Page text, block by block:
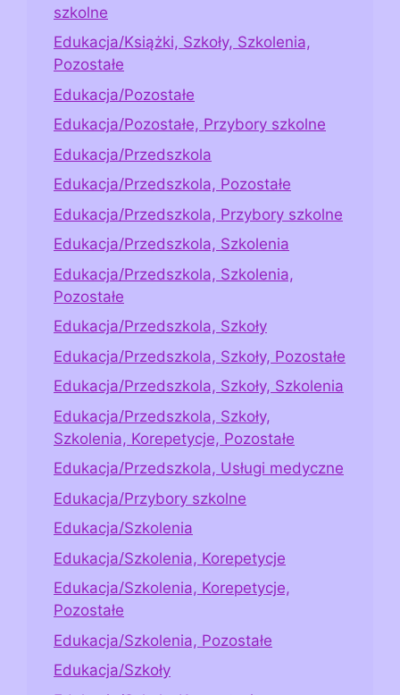
szkolne
Edukacja/Książki, Szkoły, Szkolenia,
Pozostałe
Edukacja/Pozostałe
Edukacja/Pozostałe, Przybory szkolne
Edukacja/Przedszkola
Edukacja/Przedszkola, Pozostałe
Edukacja/Przedszkola, Przybory szkolne
Edukacja/Przedszkola, Szkolenia
Edukacja/Przedszkola, Szkolenia,
Pozostałe
Edukacja/Przedszkola, Szkoły
Edukacja/Przedszkola, Szkoły, Pozostałe
Edukacja/Przedszkola, Szkoły, Szkolenia
Edukacja/Przedszkola, Szkoły,
Szkolenia, Korepetycje, Pozostałe
Edukacja/Przedszkola, Usługi medyczne
Edukacja/Przybory szkolne
Edukacja/Szkolenia
Edukacja/Szkolenia, Korepetycje
Edukacja/Szkolenia, Korepetycje,
Pozostałe
Edukacja/Szkolenia, Pozostałe
Edukacja/Szkoły